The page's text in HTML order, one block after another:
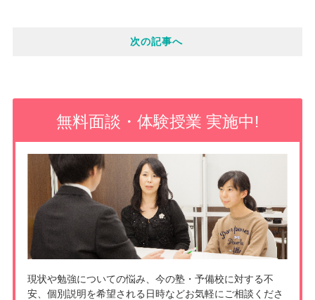
次の記事へ
無料面談・体験授業 実施中!
現状や勉強についての悩み、今の塾・予備校に対する不
安、個別説明を希望される日時などお気軽にご相談くださ